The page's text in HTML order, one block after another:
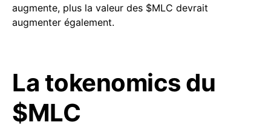
augmente, plus la valeur des $MLC devrait
augmenter également.
La tokenomics du
$MLC